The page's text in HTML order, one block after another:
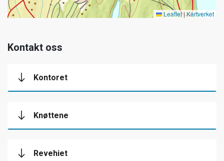
Leaflet|Kartverket
Kontakt oss
Kontoret
Knøttene
Revehiet